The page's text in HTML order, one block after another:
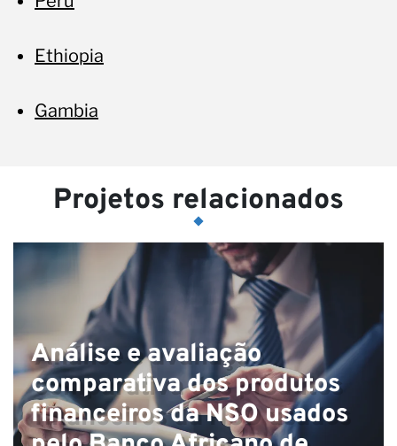
Ethiopia
Gambia
Projetos relacionados
Análise e avaliação
comparativa dos produtos
financeiros da NSO usados